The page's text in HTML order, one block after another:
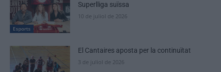
Esports
Superlliga suïssa
10 de juliol de 2026
El Cantaires aposta per la continuïtat
3 de juliol de 2026